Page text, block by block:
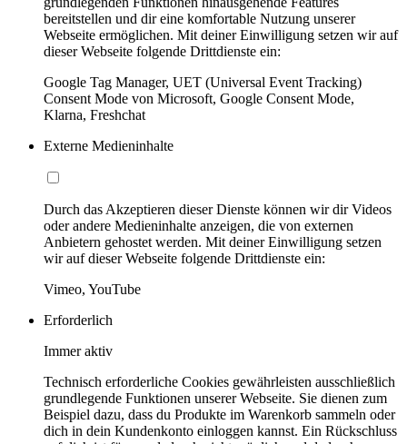
bereitstellen und dir eine komfortable Nutzung unserer
Webseite ermöglichen. Mit deiner Einwilligung setzen wir auf
dieser Webseite folgende Drittdienste ein:
Google Tag Manager, UET (Universal Event Tracking)
Consent Mode von Microsoft, Google Consent Mode,
Klarna, Freshchat
Externe Medieninhalte
Durch das Akzeptieren dieser Dienste können wir dir Videos
oder andere Medieninhalte anzeigen, die von externen
Anbietern gehostet werden. Mit deiner Einwilligung setzen
wir auf dieser Webseite folgende Drittdienste ein:
Vimeo, YouTube
Erforderlich
Immer aktiv
Technisch erforderliche Cookies gewährleisten ausschließlich
grundlegende Funktionen unserer Webseite. Sie dienen zum
Beispiel dazu, dass du Produkte im Warenkorb sammeln oder
dich in dein Kundenkonto einloggen kannst. Ein Rückschluss